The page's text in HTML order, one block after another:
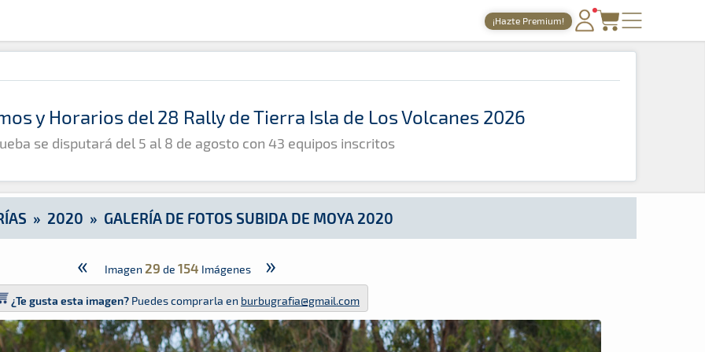
¡Hazte Premium!
PORTADA
TIEMPOS ONLINE
GALERÍAS
ARCHIVO
2020
y Horarios del 28 Rally de Tierra Isla de Los Volcanes 2026
se disputará del 5 al 8 de agosto con 43 equipos inscritos
» 2020 » GALERÍA DE FOTOS SUBIDA DE MOYA 2020
« Imagen 29 de 154 Imágenes »
¿Te gusta esta imagen? Puedes comprarla en burbugrafia@gmail.com